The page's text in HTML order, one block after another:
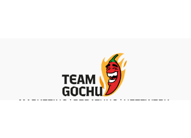
MARKETING | BERATUNG | NETZWERK